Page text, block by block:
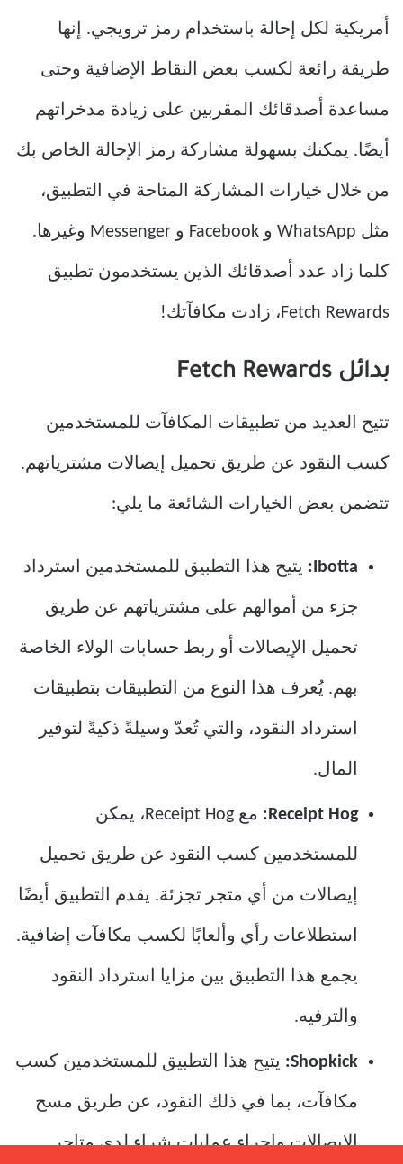
أمريكية لكل إحالة باستخدام رمز ترويجي. إنها
طريقة رائعة لكسب بعض النقاط الإضافية وحتى
مساعدة أصدقائك المقربين على زيادة مدخراتهم
أيضًا. يمكنك بسهولة مشاركة رمز الإحالة الخاص بك
من خلال خيارات المشاركة المتاحة في التطبيق،
مثل WhatsApp و Facebook و Messenger وغيرها.
كلما زاد عدد أصدقائك الذين يستخدمون تطبيق
Fetch Rewards، زادت مكافآتك!
بدائل Fetch Rewards
تتيح العديد من تطبيقات المكافآت للمستخدمين
كسب النقود عن طريق تحميل إيصالات مشترياتهم.
تتضمن بعض الخيارات الشائعة ما يلي:
Ibotta: يتيح هذا التطبيق للمستخدمين استرداد
جزء من أموالهم على مشترياتهم عن طريق
تحميل الإيصالات أو ربط حسابات الولاء الخاصة
بهم. يُعرف هذا النوع من التطبيقات بتطبيقات
استرداد النقود، والتي تُعدّ وسيلةً ذكيةً لتوفير
المال.
Receipt Hog: مع Receipt Hog، يمكن
للمستخدمين كسب النقود عن طريق تحميل
إيصالات من أي متجر تجزئة. يقدم التطبيق أيضًا
استطلاعات رأي وألعابًا لكسب مكافآت إضافية.
يجمع هذا التطبيق بين مزايا استرداد النقود
والترفيه.
Shopkick: يتيح هذا التطبيق للمستخدمين كسب
مكافآت، بما في ذلك النقود، عن طريق مسح
الإيصالات وإجراء عمليات شراء لدى متاجر